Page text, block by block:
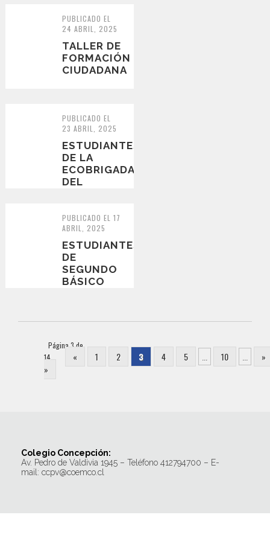
PUBLICADO EL
24 ABRIL, 2025
TALLER DE
FORMACIÓN
CIUDADANA
PUBLICADO EL
23 ABRIL, 2025
ESTUDIANTES
DE LA
ECOBRIGADA
DEL
RECORREN
EL
SENDERO
PUBLICADO EL 17
ABRIL, 2025
ESTUDIANTES
DE
SEGUNDO
BÁSICO
Página 3 de
14
« 1 2 3 4 5 10
»
»
Colegio Concepción:
Av. Pedro de Valdivia 1945 – Teléfono 412794700 – E-
mail: ccpv@coemco.cl